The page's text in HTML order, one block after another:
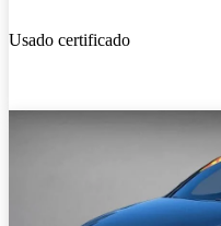
Usado certificado